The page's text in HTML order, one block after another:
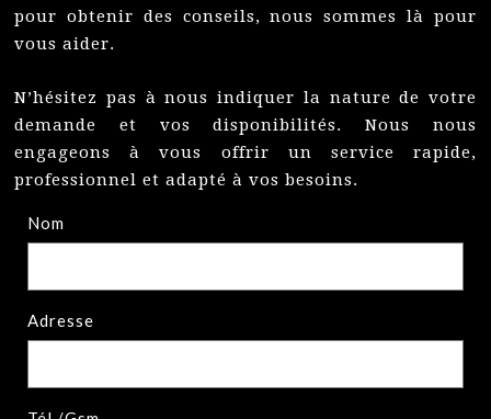
pour obtenir des conseils, nous sommes là pour
vous aider.
N’hésitez pas à nous indiquer la nature de votre
demande et vos disponibilités. Nous nous
engageons à vous offrir un service rapide,
professionnel et adapté à vos besoins.
Nom
Adresse